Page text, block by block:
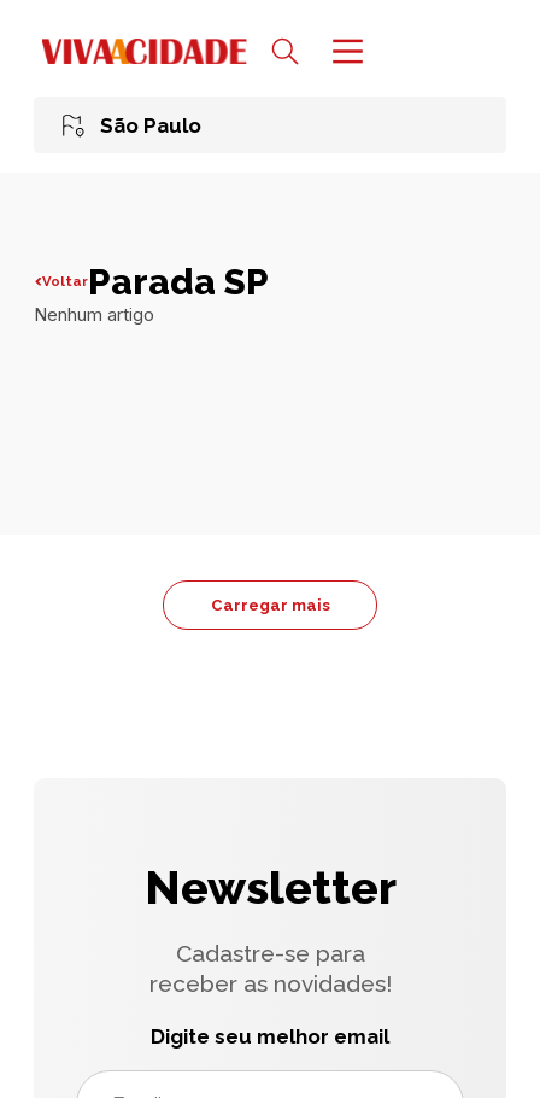
São Paulo
VoltarParada SP
Nenhum artigo
Carregar mais
Newsletter
Cadastre-se para
receber as novidades!
Digite seu melhor email